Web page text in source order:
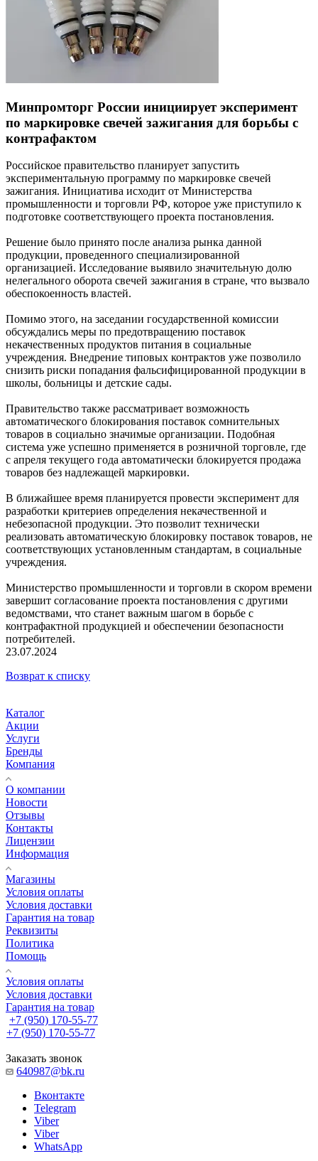
Минпромторг России инициирует эксперимент
по маркировке свечей зажигания для борьбы с
контрафактом
Российское правительство планирует запустить
экспериментальную программу по маркировке свечей
зажигания. Инициатива исходит от Министерства
промышленности и торговли РФ, которое уже приступило к
подготовке соответствующего проекта постановления.
Решение было принято после анализа рынка данной
продукции, проведенного специализированной
организацией. Исследование выявило значительную долю
нелегального оборота свечей зажигания в стране, что вызвало
обеспокоенность властей.
Помимо этого, на заседании государственной комиссии
обсуждались меры по предотвращению поставок
некачественных продуктов питания в социальные
учреждения. Внедрение типовых контрактов уже позволило
снизить риски попадания фальсифицированной продукции в
школы, больницы и детские сады.
Правительство также рассматривает возможность
автоматического блокирования поставок сомнительных
товаров в социально значимые организации. Подобная
система уже успешно применяется в розничной торговле, где
с апреля текущего года автоматически блокируется продажа
товаров без надлежащей маркировки.
В ближайшее время планируется провести эксперимент для
разработки критериев определения некачественной и
небезопасной продукции. Это позволит технически
реализовать автоматическую блокировку поставок товаров, не
соответствующих установленным стандартам, в социальные
учреждения.
Министерство промышленности и торговли в скором времени
завершит согласование проекта постановления с другими
ведомствами, что станет важным шагом в борьбе с
контрафактной продукцией и обеспечении безопасности
потребителей.
23.07.2024
Возврат к списку
Каталог
Акции
Услуги
Бренды
Компания
О компании
Новости
Отзывы
Контакты
Лицензии
Информация
Магазины
Условия оплаты
Условия доставки
Гарантия на товар
Реквизиты
Политика
Помощь
Условия оплаты
Условия доставки
Гарантия на товар
+7 (950) 170-55-77
+7 (950) 170-55-77
Заказать звонок
640987@bk.ru
Вконтакте
Telegram
Viber
Viber
WhatsApp